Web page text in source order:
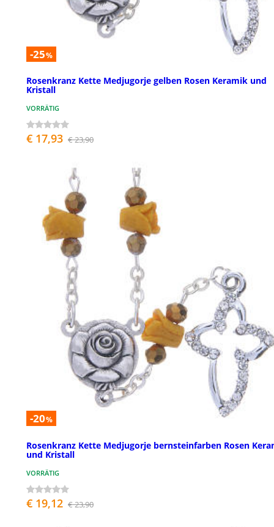
-25%
Rosenkranz Kette Medjugorje gelben Rosen Keramik und
Kristall
VORRÄTIG
€ 17,93 € 23,90
-20%
Rosenkranz Kette Medjugorje bernsteinfarben Rosen
und Kristall
VORRÄTIG
€ 19,12 € 23,90